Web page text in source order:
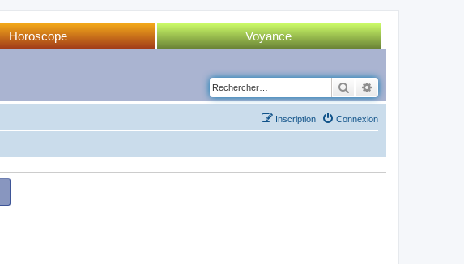
Horoscope
Voyance
Tirage Tarot
Rechercher
Connexion
Inscription